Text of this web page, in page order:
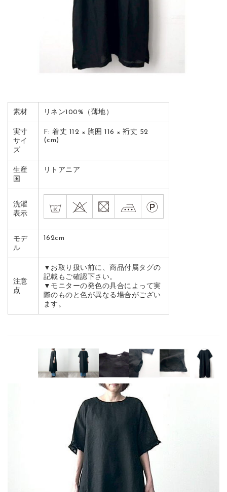
素材 リネン100%（薄地）
実寸
サイ
ズ
F: 着丈 112 × 胸囲 116 × 裄丈 52
(cm)
生産
国
リトアニア
洗濯
表示
モデ
ル
162cm
注意
点
▼お取り扱い前に、商品付属タグの
記載もご確認下さい。
▼モニターの発色の具合によって実
際のものと色が異なる場合がござい
ます。